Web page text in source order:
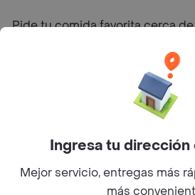
Pide tu comida favorita cerca
Sobre Rappi
Ingresa tu dirección
Mejor servicio, entregas más
más